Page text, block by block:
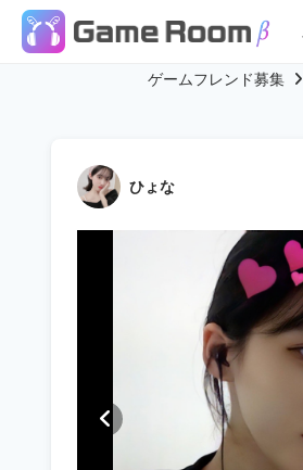
ゲームフレンド募集
ひょな